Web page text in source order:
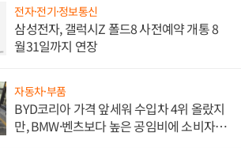
전자·전기·정보통신
삼성전자, 갤럭시Z 폴드8 사전예약 개통 8
월31일까지 연장
자동차·부품
BYD코리아 가격 앞세워 수입차 4위 올랐지
만, BMW·벤츠보다 높은 공임비에 소비자